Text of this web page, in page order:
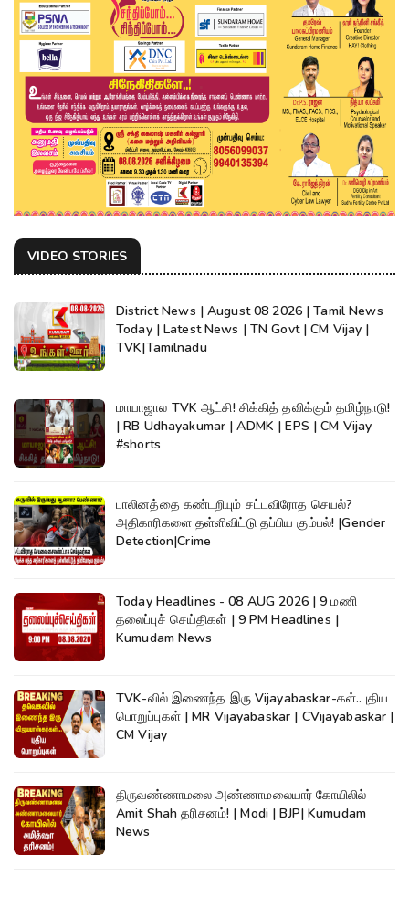
VIDEO STORIES
District News | August 08 2026 | Tamil News
Today | Latest News | TN Govt | CM Vijay |
TVK|Tamilnadu
மாயாஜால TVK ஆட்சி! சிக்கித் தவிக்கும் தமிழ்நாடு!
| RB Udhayakumar | ADMK | EPS | CM Vijay
#shorts
பாலினத்தை கண்டறியும் சட்டவிரோத செயல்?
அதிகாரிகளை தள்ளிவிட்டு தப்பிய கும்பல்! |Gender
Detection|Crime
Today Headlines - 08 AUG 2026 | 9 மணி
தலைப்புச் செய்திகள் | 9 PM Headlines |
Kumudam News
TVK-வில் இணைந்த இரு Vijayabaskar-கள்..புதிய
பொறுப்புகள் | MR Vijayabaskar | CVijayabaskar |
CM Vijay
திருவண்ணாமலை அண்ணாமலையார் கோயிலில்
Amit Shah தரிசனம்! | Modi | BJP| Kumudam
News